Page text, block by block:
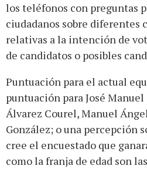
los teléfonos con preguntas
ciudadanos sobre diferentes
relativas a la intención de
de candidatos o posibles
Puntuación para el actual
puntuación para José
Álvarez Courel, Manuel
González; o una percepción
cree el encuestado que
como la franja de edad son